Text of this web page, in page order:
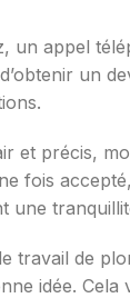
un appel
un
et précis,
fois
une
travail de
idée. Cela